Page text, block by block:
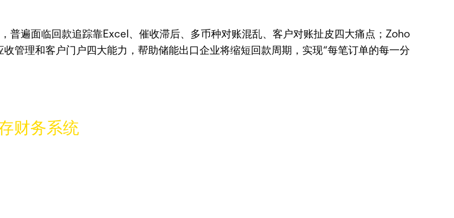
普遍面临回款追踪靠Excel、催收滞后、多币种对账混乱、客户对账扯皮四大痛点；Zoho
管理和客户门户四大能力，帮助储能出口企业将缩短回款周期，实现“每笔订单的每一分
财务系统